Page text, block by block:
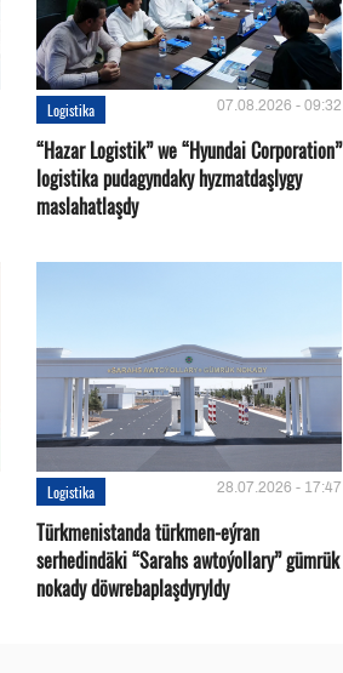
Logistika 07.08.2026 - 09:32
“Hazar Logistik” we “Hyundai Corporation”
logistika pudagyndaky hyzmatdaşlygy
maslahatlaşdy
Logistika 28.07.2026 - 17:47
Türkmenistanda türkmen-eýran
serhedindäki “Sarahs awtoýollary” gümrük
nokady döwrebaplaşdyryldy